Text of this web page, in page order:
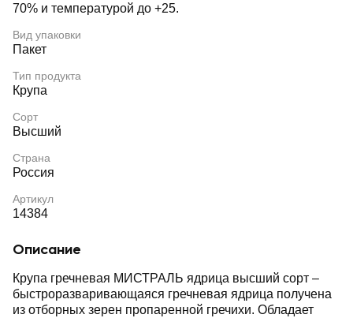
70% и температурой до +25.
Вид упаковки
Пакет
Тип продукта
Крупа
Сорт
Высший
Страна
Россия
Артикул
14384
Описание
Крупа гречневая МИСТРАЛЬ ядрица высший сорт –
быстроразваривающаяся гречневая ядрица получена
из отборных зерен пропаренной гречихи. Обладает